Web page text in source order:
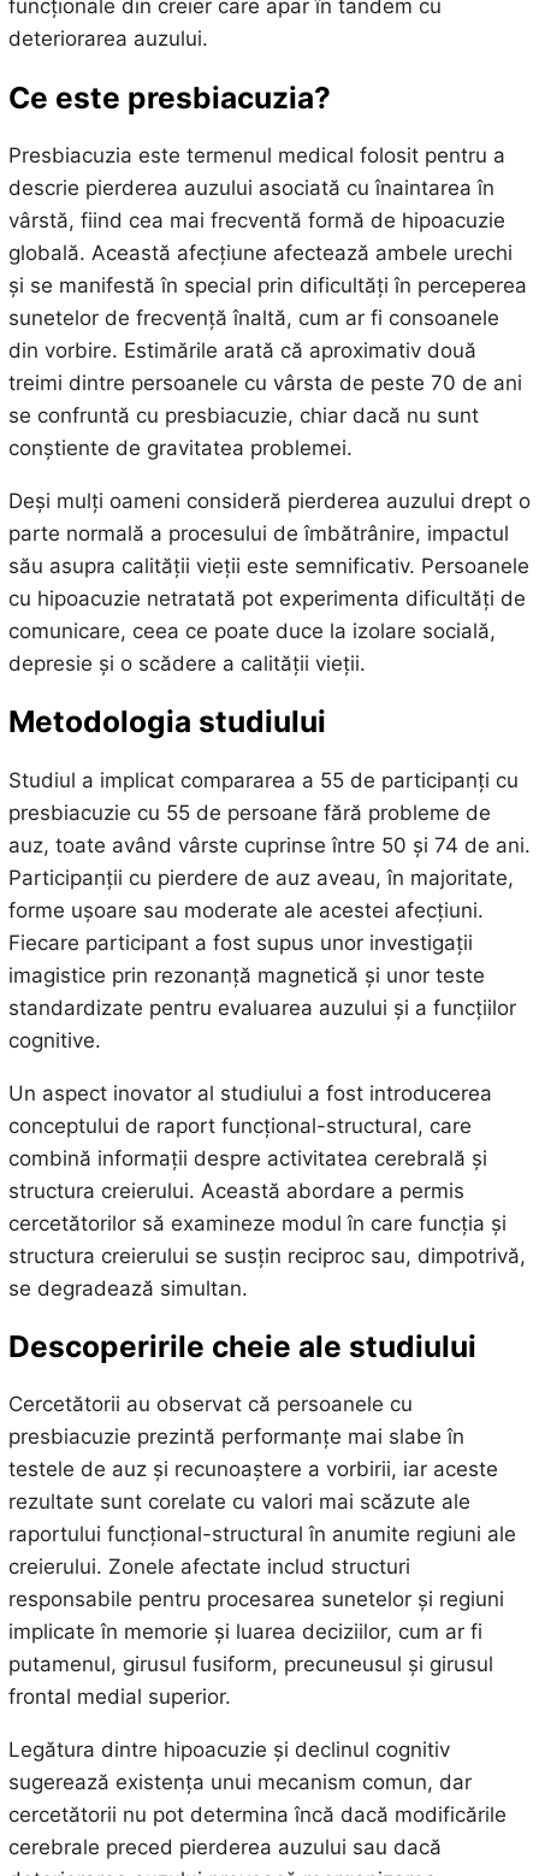
funcționale din creier care apar în tandem cu
deteriorarea auzului.
Ce este presbiacuzia?
Presbiacuzia este termenul medical folosit pentru a
descrie pierderea auzului asociată cu înaintarea în
vârstă, fiind cea mai frecventă formă de hipoacuzie
globală. Această afecțiune afectează ambele urechi
și se manifestă în special prin dificultăți în perceperea
sunetelor de frecvență înaltă, cum ar fi consoanele
din vorbire. Estimările arată că aproximativ două
treimi dintre persoanele cu vârsta de peste 70 de ani
se confruntă cu presbiacuzie, chiar dacă nu sunt
conștiente de gravitatea problemei.
Deși mulți oameni consideră pierderea auzului drept o
parte normală a procesului de îmbătrânire, impactul
său asupra calității vieții este semnificativ. Persoanele
cu hipoacuzie netratată pot experimenta dificultăți de
comunicare, ceea ce poate duce la izolare socială,
depresie și o scădere a calității vieții.
Metodologia studiului
Studiul a implicat compararea a 55 de participanți cu
presbiacuzie cu 55 de persoane fără probleme de
auz, toate având vârste cuprinse între 50 și 74 de ani.
Participanții cu pierdere de auz aveau, în majoritate,
forme ușoare sau moderate ale acestei afecțiuni.
Fiecare participant a fost supus unor investigații
imagistice prin rezonanță magnetică și unor teste
standardizate pentru evaluarea auzului și a funcțiilor
cognitive.
Un aspect inovator al studiului a fost introducerea
conceptului de raport funcțional-structural, care
combină informații despre activitatea cerebrală și
structura creierului. Această abordare a permis
cercetătorilor să examineze modul în care funcția și
structura creierului se susțin reciproc sau, dimpotrivă,
se degradează simultan.
Descoperirile cheie ale studiului
Cercetătorii au observat că persoanele cu
presbiacuzie prezintă performanțe mai slabe în
testele de auz și recunoaștere a vorbirii, iar aceste
rezultate sunt corelate cu valori mai scăzute ale
raportului funcțional-structural în anumite regiuni ale
creierului. Zonele afectate includ structuri
responsabile pentru procesarea sunetelor și regiuni
implicate în memorie și luarea deciziilor, cum ar fi
putamenul, girusul fusiform, precuneusul și girusul
frontal medial superior.
Legătura dintre hipoacuzie și declinul cognitiv
sugerează existența unui mecanism comun, dar
cercetătorii nu pot determina încă dacă modificările
cerebrale preced pierderea auzului sau dacă